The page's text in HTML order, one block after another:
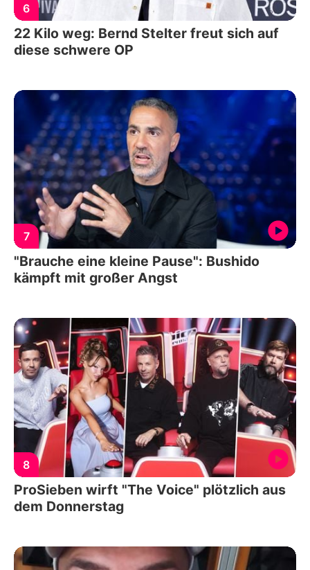
6
22 Kilo weg: Bernd Stelter freut sich auf
diese schwere OP
7
"Brauche eine kleine Pause": Bushido
kämpft mit großer Angst
8
ProSieben wirft "The Voice" plötzlich aus
dem Donnerstag